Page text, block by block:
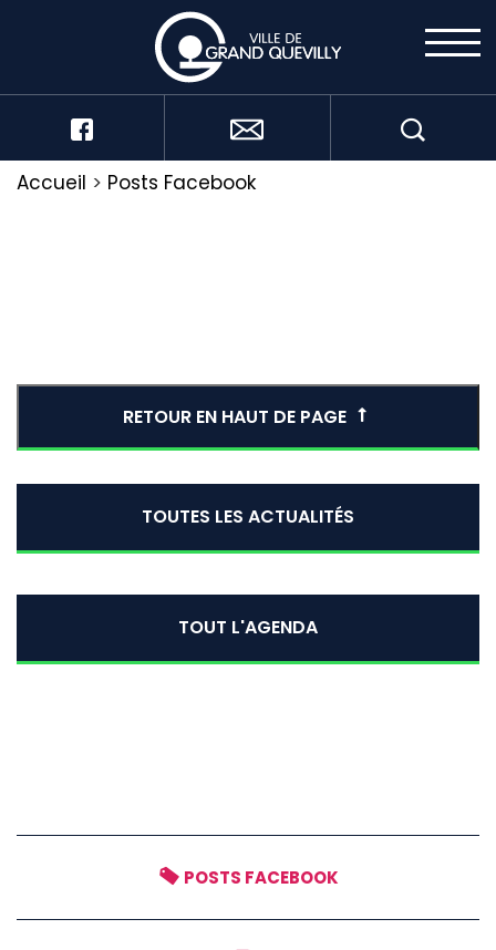
Accueil > Posts Facebook
RETOUR EN HAUT DE PAGE
TOUTES LES ACTUALITÉS
TOUT L'AGENDA
POSTS FACEBOOK